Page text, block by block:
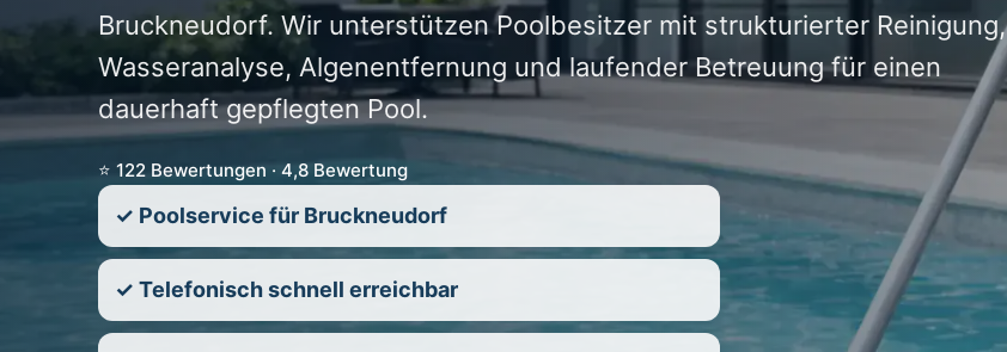
Bruckneudorf. Wir unterstützen Poolbesitzer mit strukturierter Reinigung,
Wasseranalyse, Algenentfernung und laufender Betreuung für einen
dauerhaft gepflegten Pool.
⭐ 122 Bewertungen · 4,8 Bewertung
✓ Poolservice für Bruckneudorf
✓ Telefonisch schnell erreichbar